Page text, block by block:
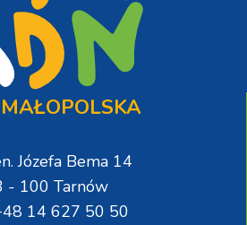
Józefa Bema 14
- 100 Tarnów
14 627 50 50